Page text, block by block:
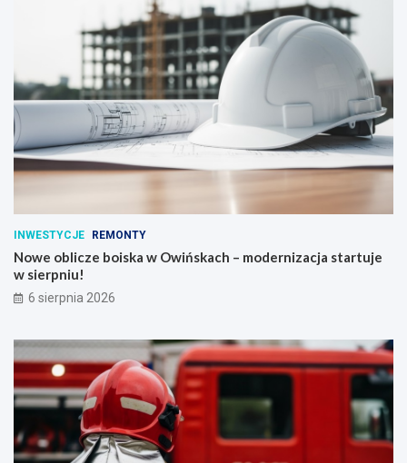
INWESTYCJE REMONTY
Nowe oblicze boiska w Owińskach – modernizacja startuje
w sierpniu!
6 sierpnia 2026